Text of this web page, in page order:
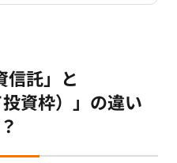
信託」と
投資枠）」の違い